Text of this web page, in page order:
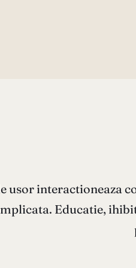
usor interactioneaza
Educatie,